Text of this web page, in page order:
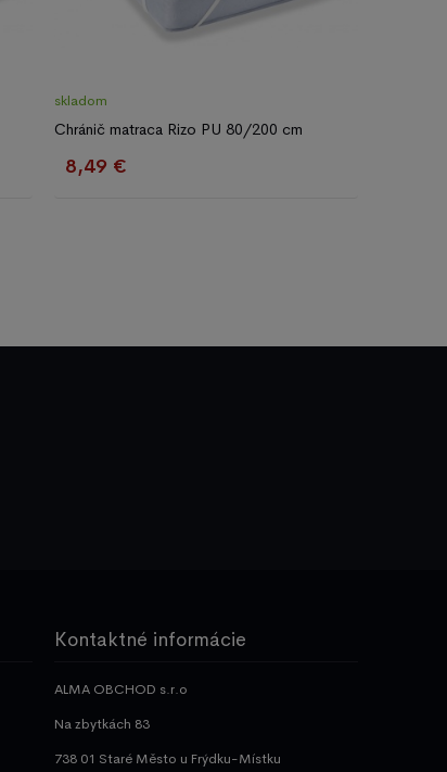
skladom
Chránič matraca Rizo PU 80/200 cm
8,49 €
Kontaktné informácie
ALMA OBCHOD s.r.o
Na zbytkách 83
738 01 Staré Město u Frýdku-Místku